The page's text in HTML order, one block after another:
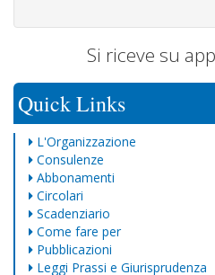
Si riceve su
Quick Links
L'Organizzazione
Consulenze
Abbonamenti
Circolari
Scadenziario
Come fare per
Pubblicazioni
Leggi Prassi e Giurisprudenza